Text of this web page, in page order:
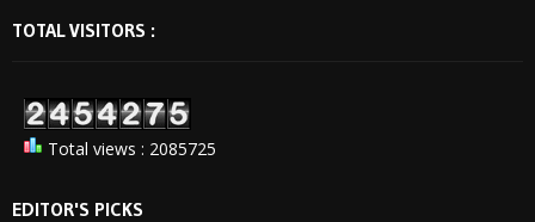
TOTAL VISITORS :
Total views : 2085725
EDITOR'S PICKS